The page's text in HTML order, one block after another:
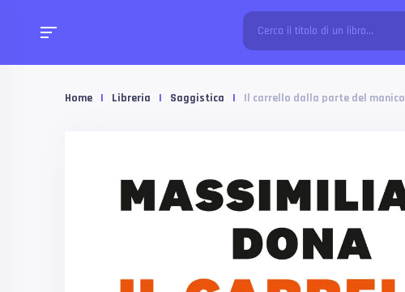
Home | Libreria | Saggistica | Il carrello dalla parte del manico